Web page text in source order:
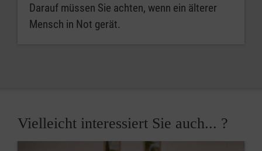
Darauf müssen Sie achten, wenn ein älterer
Mensch in Not gerät.
Vielleicht interessiert Sie auch... ?